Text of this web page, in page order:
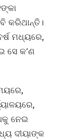
କରିଥାନ୍ତି।
ମଧ୍ୟରେ,
ସେ କ’ଣ
ନେଇ
ଦୀୟାଙ୍କ